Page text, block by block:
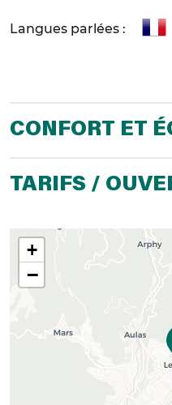
Langues parlées :
CONFORT ET
TARIFS /
+
−